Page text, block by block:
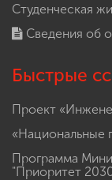
Студенческая
Сведения об
Быстрые
Проект
«Национальные
Программа
"Приоритет